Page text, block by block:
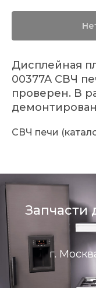
Дисплейная
00377A СВЧ
проверен. В
СВЧ печи
Запчасти
г.